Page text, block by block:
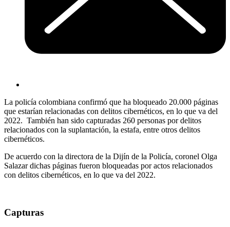
La policía colombiana confirmó que ha bloqueado 20.000 páginas
que estarían relacionadas con delitos cibernéticos, en lo que va del
2022. También han sido capturadas 260 personas por delitos
relacionados con la suplantación, la estafa, entre otros delitos
cibernéticos.
De acuerdo con la directora de la Dijín de la Policía, coronel Olga
Salazar dichas páginas fueron bloqueadas por actos relacionados
con delitos cibernéticos, en lo que va del 2022.
Capturas